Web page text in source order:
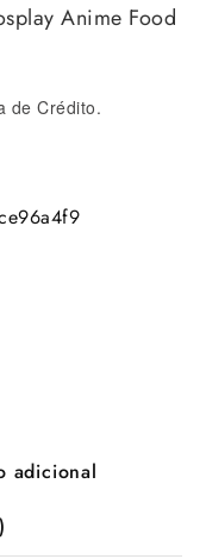
Anime Food
de Crédito.
adicional